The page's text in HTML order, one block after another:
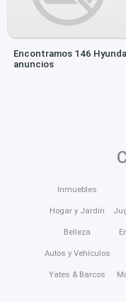
Encontramos 146
anuncios
Inmuebles
Hogar y Jardín
Belleza
Autos y Vehículos
Yates & Barcos